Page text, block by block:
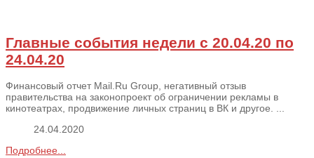
Главные события недели с 20.04.20 по
24.04.20
Финансовый отчет Mail.Ru Group, негативный отзыв
правительства на законопроект об ограничении рекламы в
кинотеатрах, продвижение личных страниц в ВК и другое. ...
24.04.2020
Подробнее...